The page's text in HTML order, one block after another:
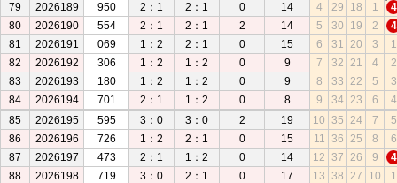
79
2026189 950 2：1 2：1 0 14 4 29 18 1
4
80
2026190 554 2：1 2：1 2 14 5 30 19 2
4
81
2026191 069 1：2 2：1 0 15 6 31 20 3
1
82
2026192 306 1：2 1：2 0 9 7 32 21 4
2
83
2026193 180 1：2 1：2 0 9 8 33 22 5
3
84
2026194 701 2：1 1：2 0 8 9 34 23 6
4
85
2026195 595 3：0 3：0 2 19 10 35 24 7
5
86
2026196 726 1：2 2：1 0 15 11 36 25 8
6
87
2026197 473 2：1 1：2 0 14 12 37 26 9
4
88
2026198 719 3：0 2：1 0 17 13 38 27 10
1